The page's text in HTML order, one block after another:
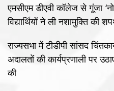
एमसीएम डीएवी कॉलेज से गूंजा
विद्यार्थियों ने ली नशामुक्ति की
राज्यसभा में टीडीपी सांसद
अदालतों की कार्यप्रणाली पर
की